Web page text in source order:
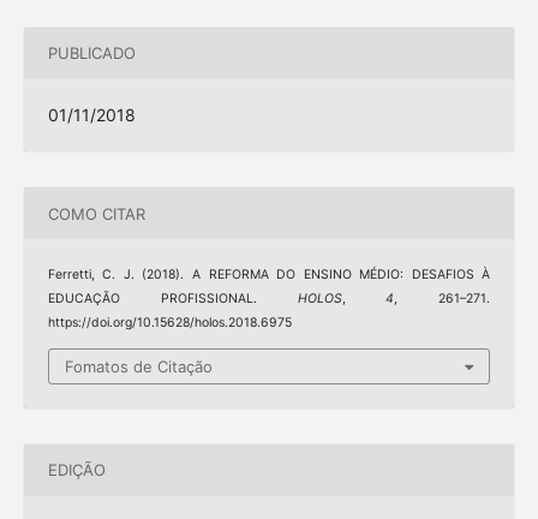
PUBLICADO
01/11/2018
COMO CITAR
Ferretti, C. J. (2018). A REFORMA DO ENSINO MÉDIO: DESAFIOS À
EDUCAÇÃO PROFISSIONAL. HOLOS,4, 261–271.
https://doi.org/10.15628/holos.2018.6975
Fomatos de Citação
EDIÇÃO